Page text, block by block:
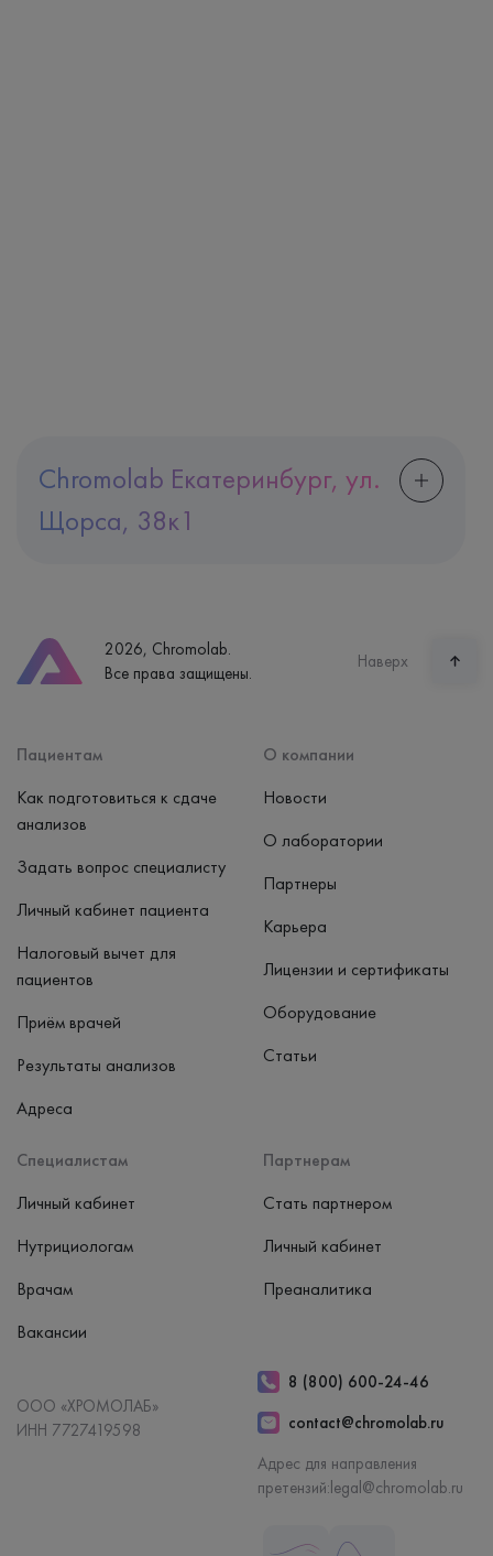
Chromolab Екатеринбург, ул.
Щорса, 38к1
Часы работы
пн-вс: 7:30-15:00
2026, Chromolab.
Все права защищены.
Наверх
Пациентам
Как подготовиться к сдаче
анализов
Задать вопрос специалисту
Личный кабинет пациента
Налоговый вычет для
пациентов
Приём врачей
Результаты анализов
Адреса
Специалистам
Личный кабинет
Нутрициологам
Врачам
Вакансии
Партнерам
Стать партнером
Личный кабинет
Преаналитика
О компании
Новости
О лаборатории
Партнеры
Карьера
Лицензии и сертификаты
Оборудование
Статьи
ООО «ХРОМОЛАБ»
ИНН 7727419598
8 (800) 600-24-46
contact@chromolab.ru
Адрес для направления
претензий:legal@chromolab.ru